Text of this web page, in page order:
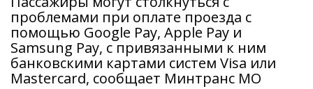
проблемами при оплате проезда с
помощью Google Pay, Apple Pay и
Samsung Pay, с привязанными к ним
банковскими картами систем Visa или
Mastercard, сообщает Минтранс МО